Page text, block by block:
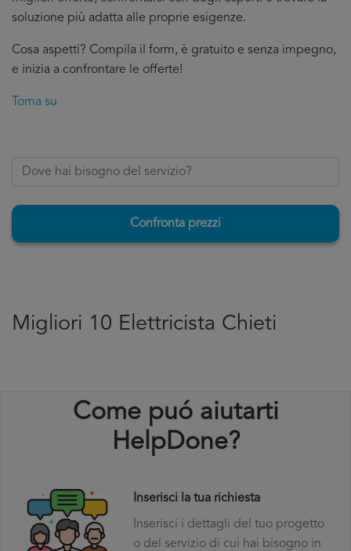
soluzione più adatta alle proprie esigenze.
Cosa aspetti? Compila il form, è gratuito e senza impegno,
e inizia a confrontare le offerte!
Torna su
Confronta prezzi
Migliori 10 Elettricista Chieti
Come puó aiutarti
HelpDone?
Inserisci la tua richiesta
Inserisci i dettagli del tuo progetto
o del servizio di cui hai bisogno in